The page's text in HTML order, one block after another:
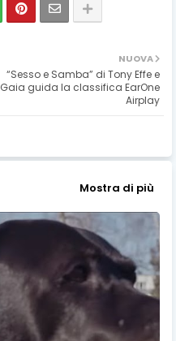
NUOVA
“Sesso e Samba” di Tony Effe e
Gaia guida la classifica EarOne
Airplay
Mostra di più